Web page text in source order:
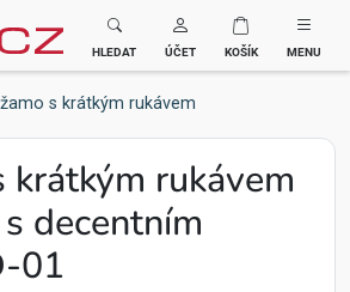
HLEDAT ÚČET KOŠÍK MENU
s krátkým rukávem
krátkým rukávem
decentním
01